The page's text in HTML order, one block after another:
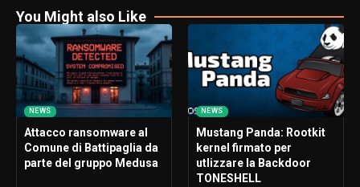
You Might also Like
NEWS
Attacco ransomware al
Comune di Battipaglia da
parte del gruppo Medusa
NEWS
Mustang Panda: Rootkit
kernel firmato per
utlizzare la Backdoor
TONESHELL